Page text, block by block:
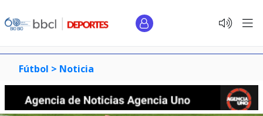
Fútbol > Noticia